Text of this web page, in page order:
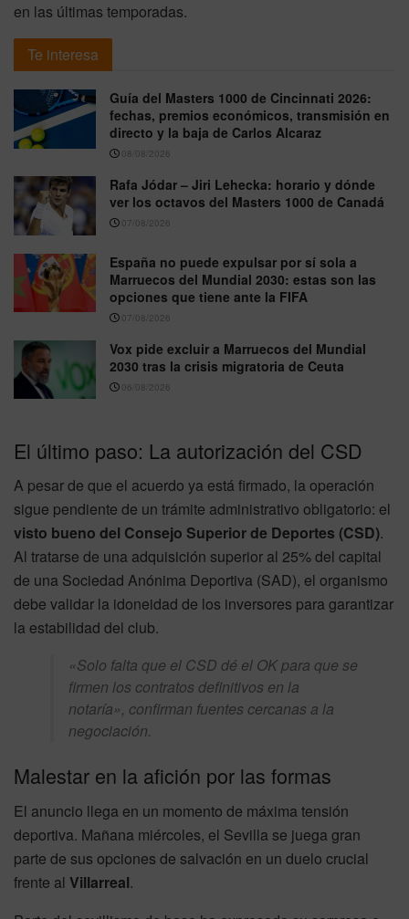
en las últimas temporadas.
Te interesa
Guía del Masters 1000 de Cincinnati 2026:
fechas, premios económicos, transmisión en
directo y la baja de Carlos Alcaraz
08/08/2026
Rafa Jódar – Jiri Lehecka: horario y dónde
ver los octavos del Masters 1000 de Canadá
07/08/2026
España no puede expulsar por sí sola a
Marruecos del Mundial 2030: estas son las
opciones que tiene ante la FIFA
07/08/2026
Vox pide excluir a Marruecos del Mundial
2030 tras la crisis migratoria de Ceuta
06/08/2026
El último paso: La autorización del CSD
A pesar de que el acuerdo ya está firmado, la operación
sigue pendiente de un trámite administrativo obligatorio: el
visto bueno del Consejo Superior de Deportes (CSD).
Al tratarse de una adquisición superior al 25% del capital
de una Sociedad Anónima Deportiva (SAD), el organismo
debe validar la idoneidad de los inversores para garantizar
la estabilidad del club.
«Solo falta que el CSD dé el OK para que se
firmen los contratos definitivos en la
notaría», confirman fuentes cercanas a la
negociación.
Malestar en la afición por las formas
El anuncio llega en un momento de máxima tensión
deportiva. Mañana miércoles, el Sevilla se juega gran
parte de sus opciones de salvación en un duelo crucial
frente al Villarreal.